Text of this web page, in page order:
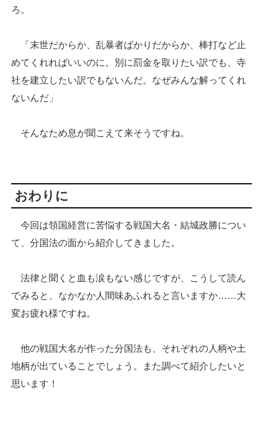
ろ。
「末世だからか、乱暴者ばかりだからか、棒打など止
めてくれればいいのに。別に罰金を取りたい訳でも、寺
社を建立したい訳でもないんだ。なぜみんな解ってくれ
ないんだ」
そんなため息が聞こえて来そうですね。
おわりに
今回は領国経営に苦悩する戦国大名・結城政勝につい
て、分国法の面から紹介してきました。
法律と聞くと血も涙もない感じですが、こうして読ん
でみると、なかなか人間味あふれると言いますか……大
変お疲れ様ですね。
他の戦国大名が作った分国法も、それぞれの人柄や土
地柄が出ていることでしょう。また調べて紹介したいと
思います！